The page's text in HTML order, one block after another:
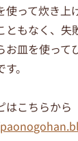
使って炊き上
ともなく、失
お皿を使って
。
はこちらから